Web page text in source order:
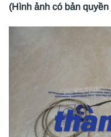
(Hình ảnh có bản